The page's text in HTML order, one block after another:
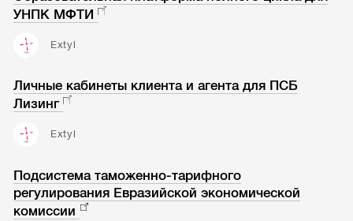
УНПК МФТИ
Extyl
Личные кабинеты клиента и агента для ПСБ
Лизинг
Extyl
Подсистема таможенно-тарифного
регулирования Евразийской экономической
комиссии